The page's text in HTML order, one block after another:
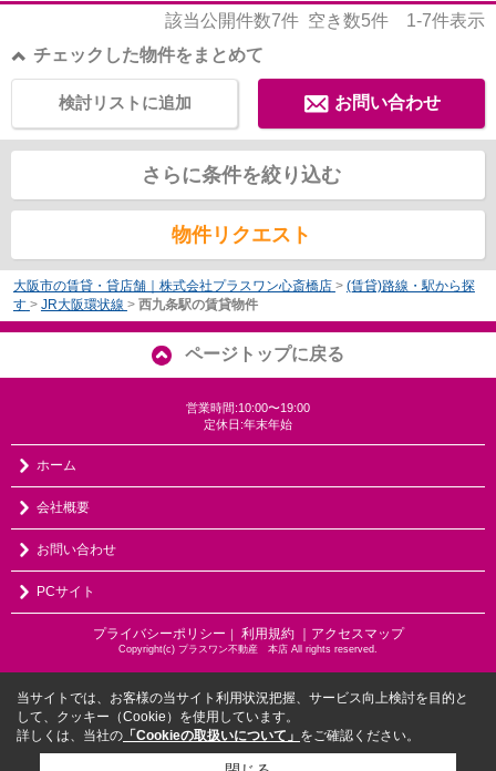
該当公開件数7件 空き数5件 1-7件表示
チェックした物件をまとめて
お問い合わせ
検討リストに追加
さらに条件を絞り込む
物件リクエスト
大阪市の賃貸・貸店舗｜株式会社プラスワン心斎橋店 > (賃貸)路線・駅から探
す > JR大阪環状線 > 西九条駅の賃貸物件
ページトップに戻る
営業時間:10:00〜19:00
定休日:年末年始
ホーム
会社概要
お問い合わせ
PCサイト
プライバシーポリシー ｜ 利用規約 ｜アクセスマップ
Copyright(c) プラスワン不動産 本店 All rights reserved.
当サイトでは、お客様の当サイト利用状況把握、サービス向上検討を目的と
して、クッキー（Cookie）を使用しています。
詳しくは、当社の 「Cookieの取扱いについて」 をご確認ください。